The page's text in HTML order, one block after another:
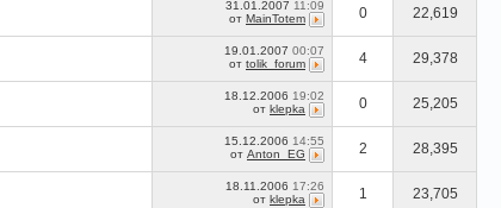
31.01.2007 11:09
от MainTotem 0 22,619
19.01.2007 00:07
от tolik_forum 4 29,378
18.12.2006 19:02
от klepka 0 25,205
15.12.2006 14:55
от Anton_EG 2 28,395
18.11.2006 17:26
от klepka 1 23,705